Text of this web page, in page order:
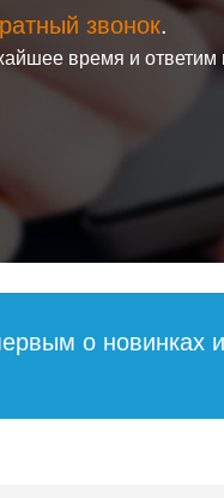
звонок.
время и
о новинках